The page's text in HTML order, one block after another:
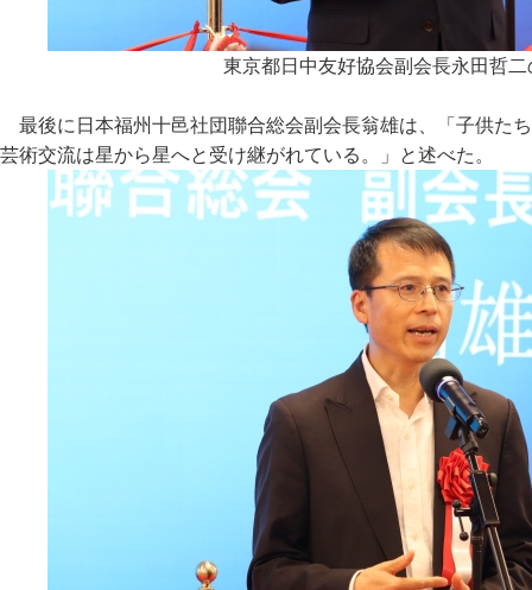
東京都日中友好協会副会長永田哲二
最後に日本福州十邑社団聯合総会副会長翁雄は、「子供た
芸術交流は星から星へと受け継がれている。」と述べた。